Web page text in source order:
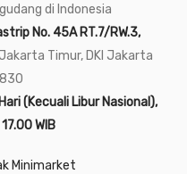
di Indonesia
No. 45A RT.7/RW.3,
Timur, DKI Jakarta
(Kecuali Libur Nasional),
WIB
Minimarket